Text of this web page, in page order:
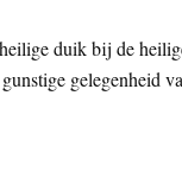
duik bij de
gelegenheid